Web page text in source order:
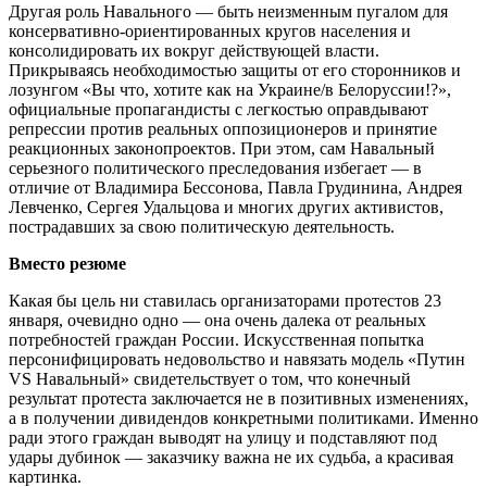
Другая роль Навального — быть неизменным пугалом для
консервативно-ориентированных кругов населения и
консолидировать их вокруг действующей власти.
Прикрываясь необходимостью защиты от его сторонников и
лозунгом «Вы что, хотите как на Украине/в Белоруссии!?»,
официальные пропагандисты с легкостью оправдывают
репрессии против реальных оппозиционеров и принятие
реакционных законопроектов. При этом, сам Навальный
серьезного политического преследования избегает — в
отличие от Владимира Бессонова, Павла Грудинина, Андрея
Левченко, Сергея Удальцова и многих других активистов,
пострадавших за свою политическую деятельность.
Вместо резюме
Какая бы цель ни ставилась организаторами протестов 23
января, очевидно одно — она очень далека от реальных
потребностей граждан России. Искусственная попытка
персонифицировать недовольство и навязать модель «Путин
VS Навальный» свидетельствует о том, что конечный
результат протеста заключается не в позитивных изменениях,
а в получении дивидендов конкретными политиками. Именно
ради этого граждан выводят на улицу и подставляют под
удары дубинок — заказчику важна не их судьба, а красивая
картинка.